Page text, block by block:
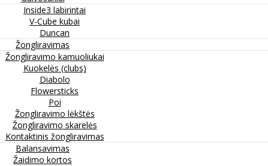
Inside3 labirintai
V-Cube kubai
Duncan
Žongliravimas
Žongliravimo kamuoliukai
Kuokelės (clubs)
Diabolo
Flowersticks
Poi
Žongliravimo lėkštės
Žongliravimo skarelės
Kontaktinis žongliravimas
Balansavimas
Žaidimo kortos